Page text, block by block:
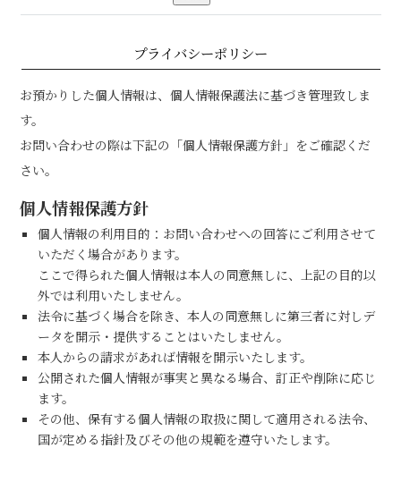
プライバシーポリシー
お預かりした個人情報は、個人情報保護法に基づき管理致しま
す。
お問い合わせの際は下記の「個人情報保護方針」をご確認くだ
さい。
個人情報保護方針
個人情報の利用目的：お問い合わせへの回答にご利用させて
いただく場合があります。
ここで得られた個人情報は本人の同意無しに、上記の目的以
外では利用いたしません。
法令に基づく場合を除き、本人の同意無しに第三者に対しデ
ータを開示・提供することはいたしません。
本人からの請求があれば情報を開示いたします。
公開された個人情報が事実と異なる場合、訂正や削除に応じ
ます。
その他、保有する個人情報の取扱に関して適用される法令、
国が定める指針及びその他の規範を遵守いたします。